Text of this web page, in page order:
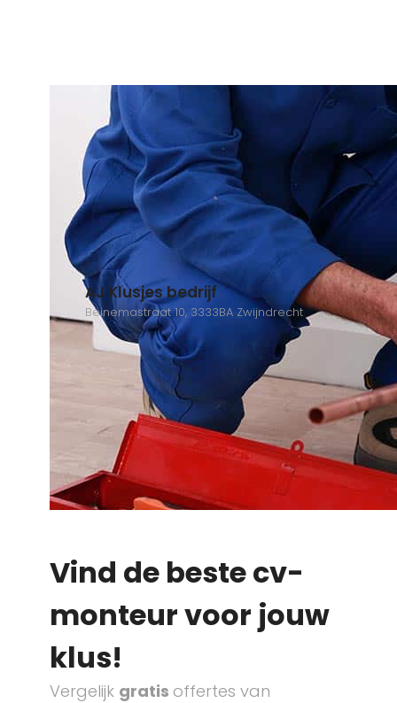
AJ Klusjes bedrijf
Beinemastraat 10, 3333BA Zwijndrecht
Vind de beste cv-
monteur voor jouw
klus!
Vergelijk gratis offertes van